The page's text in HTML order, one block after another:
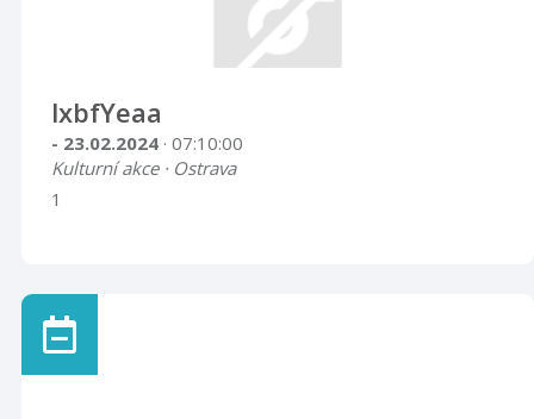
lxbfYeaa
- 23.02.2024 · 07:10:00
Kulturní akce · Ostrava
1